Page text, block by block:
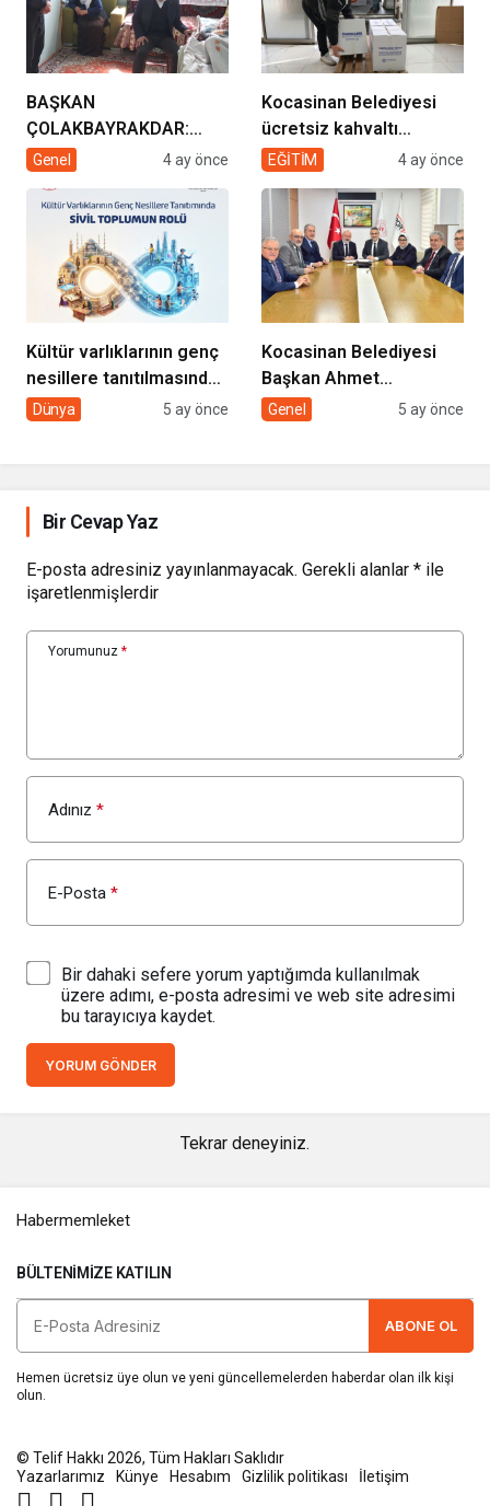
BAŞKAN
ÇOLAKBAYRAKDAR:
“EVDE SAĞLIK
GÖNÜLLERE
DOKUNUYORUZ”
Genel 4 ay önce
Kocasinan Belediyesi
ücretsiz kahvaltı
desteği projesi
EĞİTİM 4 ay önce
Kültür varlıklarının genç
nesillere tanıtılmasında
sivil toplumun rolü
Dünya 5 ay önce
Kocasinan Belediyesi
Başkan Ahmet
Çolakbayrakdar ile
Genel 5 ay önce
Bir Cevap Yaz
E-posta adresiniz yayınlanmayacak. Gerekli alanlar * ile
işaretlenmişlerdir
Yorumunuz *
Adınız *
E-Posta *
Bir dahaki sefere yorum yaptığımda kullanılmak
üzere adımı, e-posta adresimi ve web site adresimi
bu tarayıcıya kaydet.
YORUM GÖNDER
Tekrar deneyiniz.
Habermemleket
BÜLTENIMIZE KATILIN
ABONE OL
Hemen ücretsiz üye olun ve yeni güncellemelerden haberdar olan ilk kişi
olun.
© Telif Hakkı 2026, Tüm Hakları Saklıdır
Yazarlarımız
Künye Hesabım Gizlilik politikası İletişim